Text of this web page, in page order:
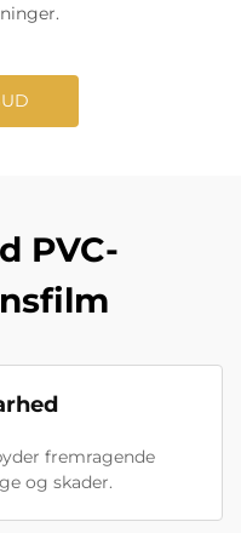
PVC-
fremragende
og skader.